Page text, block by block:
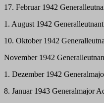
17. Februar 1942
1. August 1942
10. Oktober 1942
November 1942
1. Dezember 1942
8. Januar 1943 Generalmajor